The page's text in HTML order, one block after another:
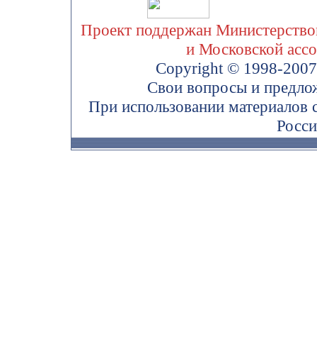
Проект поддержан
и Московской
Copyright © 1998-
Свои вопросы и
При использовании